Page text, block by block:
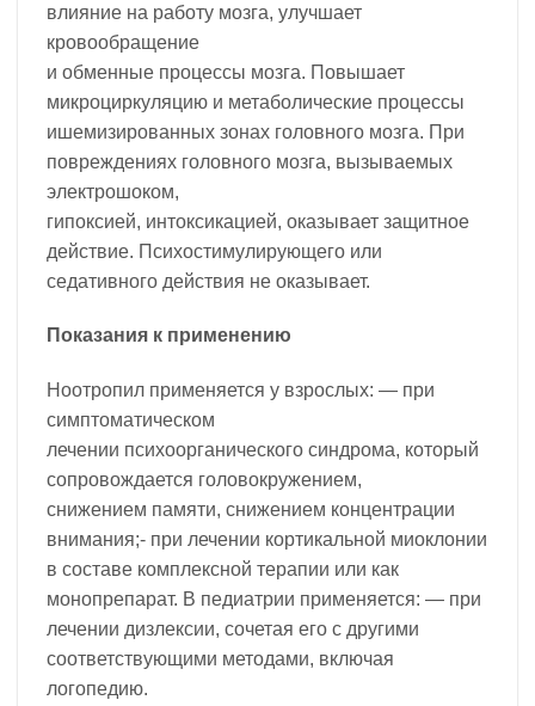
влияние на работу мозга, улучшает
кровообращение
и обменные процессы мозга. Повышает
микроциркуляцию и метаболические процессы
ишемизированных зонах головного мозга. При
повреждениях головного мозга, вызываемых
электрошоком,
гипоксией, интоксикацией, оказывает защитное
действие. Психостимулирующего или
седативного действия не оказывает.
Показания к применению
Ноотропил применяется у взрослых: — при
симптоматическом
лечении психоорганического синдрома, который
сопровождается головокружением,
снижением памяти, снижением концентрации
внимания;- при лечении кортикальной миоклонии
в составе комплексной терапии или как
монопрепарат. В педиатрии применяется: — при
лечении дизлексии, сочетая его с другими
соответствующими методами, включая
логопедию.